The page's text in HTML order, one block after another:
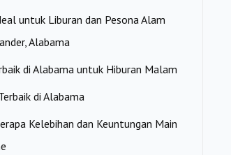
untuk Liburan dan Pesona Alam
Alabama
di Alabama untuk Hiburan Malam
di Alabama
Kelebihan dan Keuntungan Main